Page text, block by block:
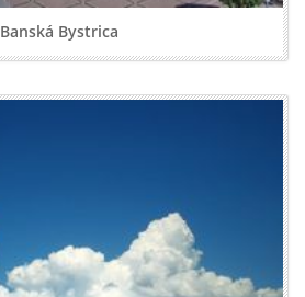
Banská Bystrica